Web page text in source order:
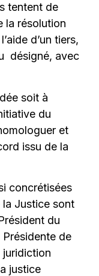
tentent de
la résolution
d’un tiers,
désigné, avec
soit à
du
et
issu de la
concrétisées
Justice sont
du
Présidente de
juridiction
justice